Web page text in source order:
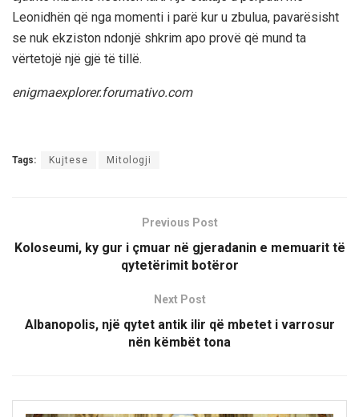
Leonidhën që nga momenti i parë kur u zbulua, pavarësisht
se nuk ekziston ndonjë shkrim apo provë që mund ta
vërtetojë një gjë të tillë.
enigmaexplorer.forumativo.com
Tags: Kujtese Mitologji
Previous Post
Koloseumi, ky gur i çmuar në gjeradanin e memuarit të
qytetërimit botëror
Next Post
Albanopolis, një qytet antik ilir që mbetet i varrosur
nën këmbët tona